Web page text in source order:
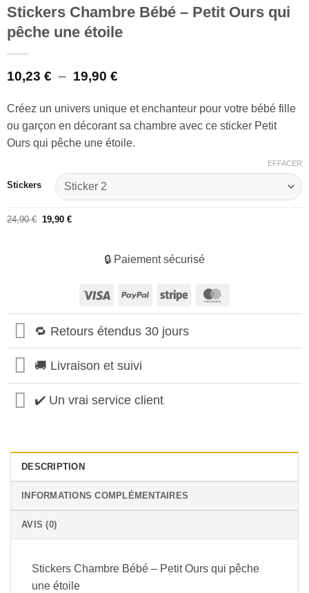
Stickers Chambre Bébé – Petit Ours qui
pêche une étoile
10,23 € – 19,90 €Plage
prix :
10,23 €
à
19,90 €
Créez un univers unique et enchanteur pour votre bébé fille
ou garçon en décorant sa chambre avec ce sticker Petit
Ours qui pêche une étoile.
Stickers
EFFACER
24,90€ Le
prix
19,90 €Le
prix
🔒 Paiement sécurisé
Visa PayPal Stripe
🔁 Retours étendus 30 jours
🚚 Livraison et suivi
✔️ Un vrai service client
DESCRIPTION
INFORMATIONS COMPLÉMENTAIRES
AVIS (0)
Stickers Chambre Bébé – Petit Ours qui pêche
une étoile